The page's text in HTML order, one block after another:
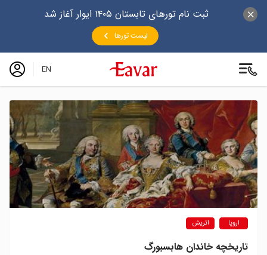
ثبت نام تورهای تابستان ۱۴۰۵ ایوار آغاز شد
لیست تورها
EN
اروپا اتریش
تاریخچه خاندان هابسبورگ